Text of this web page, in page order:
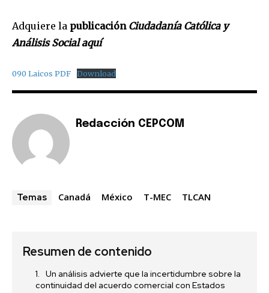
Adquiere la publicación Ciudadanía Católica y
Análisis Social aquí
090 Laicos PDF Download
Redacción CEPCOM
Temas Canadá México T-MEC TLCAN
Resumen de contenido
Un análisis advierte que la incertidumbre sobre la
continuidad del acuerdo comercial con Estados